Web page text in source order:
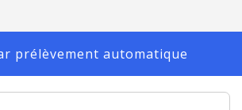
prélèvement automatique